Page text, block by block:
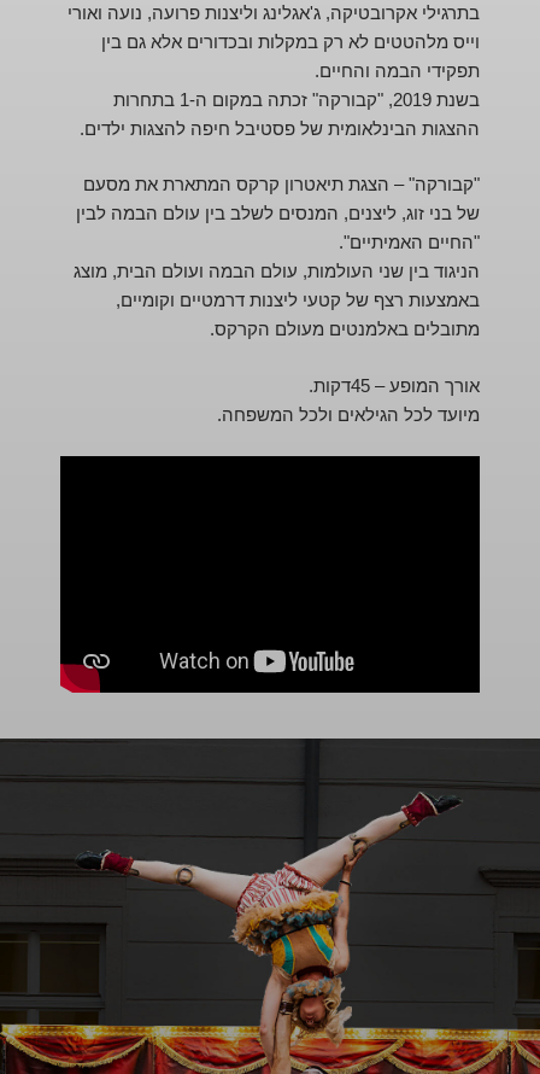
בתרגילי אקרובטיקה, ג'אגלינג וליצנות פרועה, נועה ואורי
וייס מלהטטים לא רק במקלות ובכדורים אלא גם בין
תפקידי הבמה והחיים.
בשנת 2019, "קבורקה" זכתה במקום ה-1 בתחרות
ההצגות הבינלאומית של פסטיבל חיפה להצגות ילדים.
"קבורקה" – הצגת תיאטרון קרקס המתארת את מסעם
של בני זוג, ליצנים, המנסים לשלב בין עולם הבמה לבין
"החיים האמיתיים".
הניגוד בין שני העולמות, עולם הבמה ועולם הבית, מוצג
באמצעות רצף של קטעי ליצנות דרמטיים וקומיים,
מתובלים באלמנטים מעולם הקרקס.
אורך המופע – 45דקות.
מיועד לכל הגילאים ולכל המשפחה.